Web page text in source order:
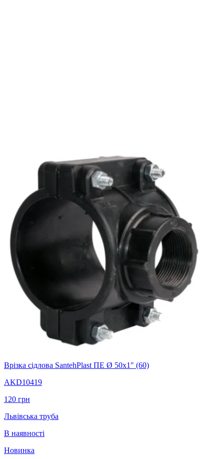
Врізка сідлова SantehPlast ПЕ Ø 50x1" (60)
AKD10419
120 грн
Львівська труба
В наявності
Новинка